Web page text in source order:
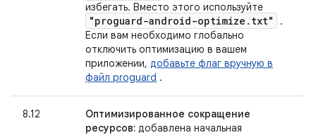
избегать. Вместо этого используйте
"proguard-android-optimize . txt"
.
Если вам необходимо глобально
отключить оптимизацию в вашем
приложении, добавьте флаг вручную в
файл proguard .
8.12
Оптимизированное сокращение
ресурсов: добавлена ​​начальная